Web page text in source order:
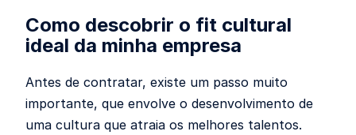
Como descobrir o fit cultural
ideal da minha empresa
Antes de contratar, existe um passo muito
importante, que envolve o desenvolvimento de
uma cultura que atraia os melhores talentos.